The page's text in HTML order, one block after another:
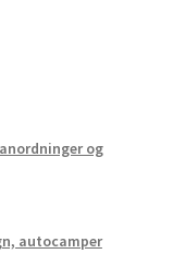
og
autocamper